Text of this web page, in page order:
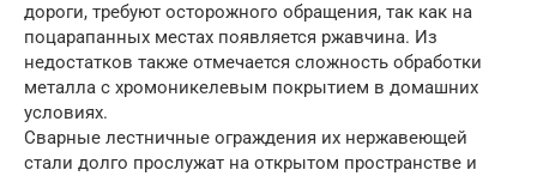
дороги, требуют осторожного обращения, так как на
поцарапанных местах появляется ржавчина. Из
недостатков также отмечается сложность обработки
металла с хромоникелевым покрытием в домашних
условиях.
Сварные лестничные ограждения их нержавеющей
стали долго прослужат на открытом пространстве и